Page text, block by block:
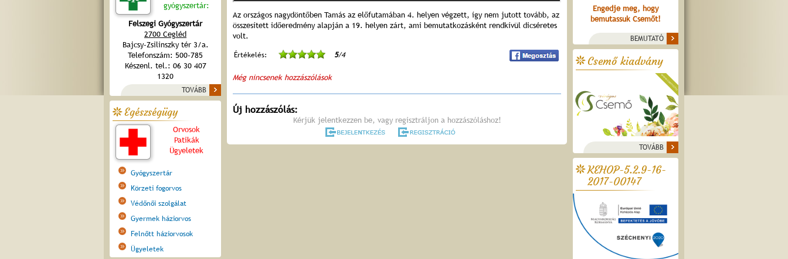
gyógyszertár:
Felszegi Gyógyszertár
2700 Cegléd
Bajcsy-Zsilinszky tér 3/a.
Telefonszám: 500-785
Készenl. tel.: 06 30 407
1320
TOVÁBB
Egészségügy
Orvosok
Patikák
Ügyeletek
Gyógyszertár
Körzeti fogorvos
Védőnői szolgálat
Gyermek háziorvos
Felnőtt háziorvosok
Ügyeletek
Az országos nagydöntőben Tamás az előfutamában 4. helyen végzett, így nem jutott tovább, az
összesített időeredmény alapján a 19. helyen zárt, ami bemutatkozásként rendkívül dicséretes
volt.
Értékelés: 5/4
Még nincsenek hozzászólások
Új hozzászólás:
Kérjük jelentkezzen be, vagy regisztráljon a hozzászóláshoz!
Engedje meg, hogy
bemutassuk Csemőt!
BEMUTATÓ
Csemő kiadvány
TOVÁBB
KEHOP-5.2.9-16-
2017-00147